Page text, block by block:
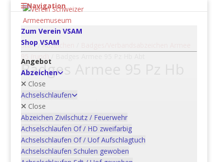
Navigation
Zum Verein VSAM
Shop VSAM
Angebot
Abzeichen
Close
Achselschlaufen
Close
Abzeichen Zivilschutz / Feuerwehr
Achselschlaufen Of / HD zweifarbig
Achselschlaufen Of / Uof Aufschlagtuch
Achselschlaufen Schulen gewoben
Start/Abzeichen
95 (rund)
Badges Armee 95 Pz Hb
Abt
Showing 1–9 of 10 results
Art Rgt 11, Stabsbattr
CHF5.00